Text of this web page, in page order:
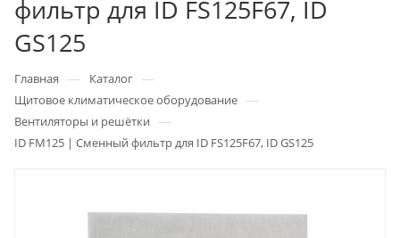
фильтр для ID FS125F67, ID
GS125
Главная — Каталог —
Щитовое климатическое оборудование —
Вентиляторы и решётки —
ID FM125 | Сменный фильтр для ID FS125F67, ID GS125